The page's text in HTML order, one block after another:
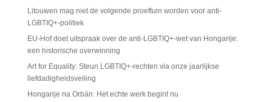
Litouwen mag niet de volgende proeftuin worden voor anti-
LGBTIQ+-politiek
EU-Hof doet uitspraak over de anti-LGBTIQ+-wet van Hongarije:
een historische overwinning
Art for Equality: Steun LGBTIQ+-rechten via onze jaarlijkse
liefdadigheidsveiling
Hongarije na Orbán: Het echte werk begint nu